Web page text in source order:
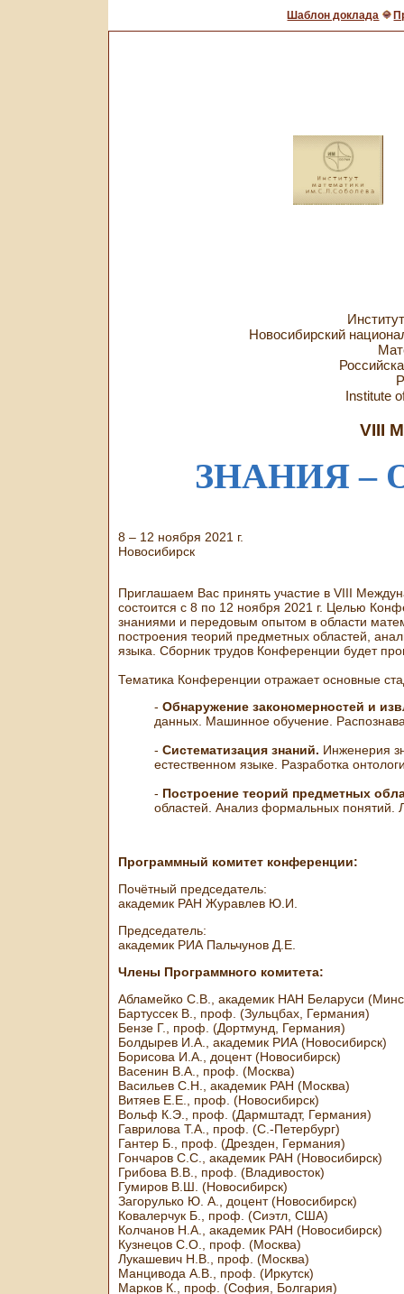
Шаблон доклада
Новосибирский
Institute
VIII
ЗНАНИЯ –
8 – 12 ноября 2021 г.
Новосибирск
Приглашаем Вас принять участие в VIII
состоится с 8 по 12 ноября 2021 г. Целью
знаниями и передовым опытом в области
построения теорий предметных областей,
языка. Сборник трудов Конференции будет
Тематика Конференции отражает основные
- Обнаружение закономерностей и
данных. Машинное обучение.
- Систематизация знаний. Инженерия
естественном языке. Разработка
- Построение теорий предметных
областей. Анализ формальных понятий.
Программный комитет конференции:
Почётный председатель:
академик РАН Журавлев Ю.И.
Председатель:
академик РИА Пальчунов Д.Е.
Члены Программного комитета:
Абламейко С.В., академик НАН Беларуси
Бартуссек В., проф. (Зульцбах, Германия)
Бензе Г., проф. (Дортмунд, Германия)
Болдырев И.А., академик РИА (Новосибирск)
Борисова И.А., доцент (Новосибирск)
Васенин В.А., проф. (Москва)
Васильев С.Н., академик РАН (Москва)
Витяев Е.Е., проф. (Новосибирск)
Вольф К.Э., проф. (Дармштадт, Германия)
Гаврилова Т.А., проф. (С.-Петербург)
Гантер Б., проф. (Дрезден, Германия)
Гончаров С.С., академик РАН (Новосибирск)
Грибова В.В., проф. (Владивосток)
Гумиров В.Ш. (Новосибирск)
Загорулько Ю. А., доцент (Новосибирск)
Ковалерчук Б., проф. (Сиэтл, США)
Колчанов Н.А., академик РАН (Новосибирск)
Кузнецов С.О., проф. (Москва)
Лукашевич Н.В., проф. (Москва)
Манцивода А.В., проф. (Иркутск)
Марков К., проф. (София, Болгария)